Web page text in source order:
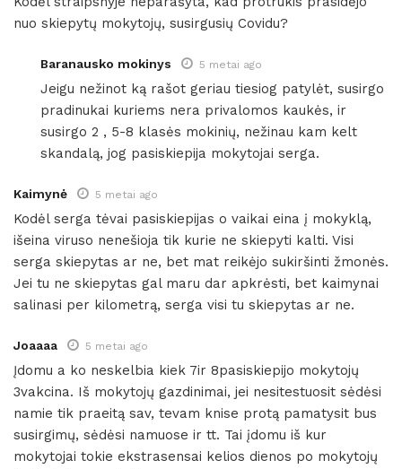
nuo skiepytų mokytojų, susirgusių Covidu?
Baranausko mokinys 5 metai ago
Jeigu nežinot ką rašot geriau tiesiog patylėt, susirgo
pradinukai kuriems nera privalomos kaukės, ir
susirgo 2 , 5-8 klasės mokinių, nežinau kam kelt
skandalą, jog pasiskiepija mokytojai serga.
Kaimynė 5 metai ago
Kodėl serga tėvai pasiskiepijas o vaikai eina į mokyklą,
išeina viruso nenešioja tik kurie ne skiepyti kalti. Visi
serga skiepytas ar ne, bet mat reikėjo sukiršinti žmonės.
Jei tu ne skiepytas gal maru dar apkrėsti, bet kaimynai
salinasi per kilometrą, serga visi tu skiepytas ar ne.
Joaaaa 5 metai ago
Įdomu a ko neskelbia kiek 7ir 8pasiskiepijo mokytojų
3vakcina. Iš mokytojų gazdinimai, jei nesitestuosit sėdėsi
namie tik praeitą sav, tevam knise protą pamatysit bus
susirgimų, sėdėsi namuose ir tt. Tai įdomu iš kur
mokytojai tokie ekstrasensai kelios dienos po mokytojų